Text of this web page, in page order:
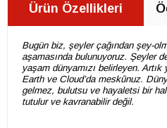
Ürün Özellikleri
Bugün biz, şeyler çağından şey-
aşamasında bulunuyoruz. Şeyler
yaşam dünyamızı belirleyen.
Earth ve Cloud’da meskûnuz.
gelmez, bulutsu ve hayaletsi bir
tutulur ve kavranabilir değil.